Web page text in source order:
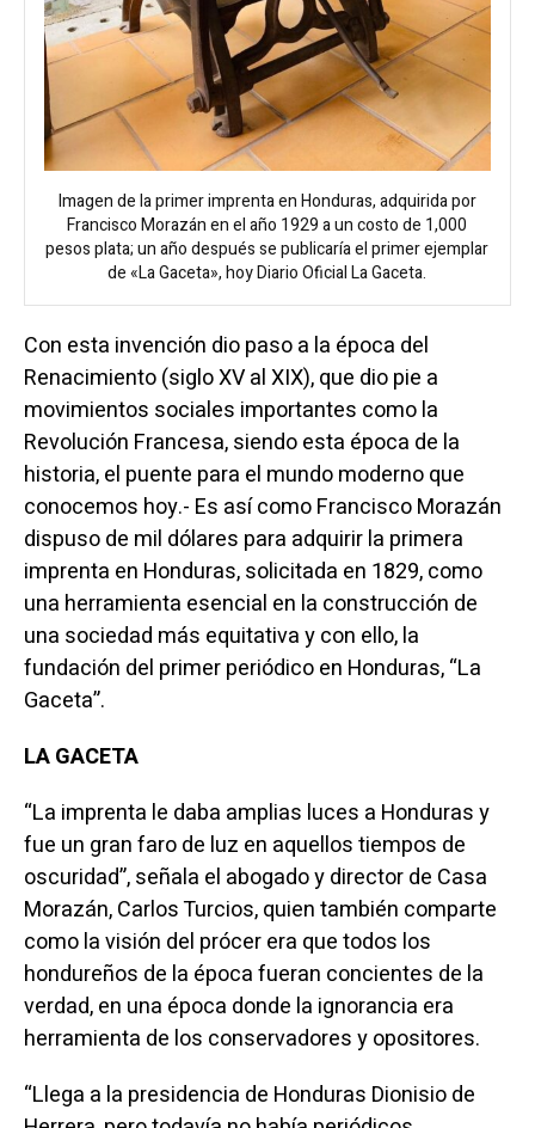
Imagen de la primer imprenta en Honduras, adquirida por
Francisco Morazán en el año 1929 a un costo de 1,000
pesos plata; un año después se publicaría el primer ejemplar
de «La Gaceta», hoy Diario Oficial La Gaceta.
Con esta invención dio paso a la época del
Renacimiento (siglo XV al XIX), que dio pie a
movimientos sociales importantes como la
Revolución Francesa, siendo esta época de la
historia, el puente para el mundo moderno que
conocemos hoy.- Es así como Francisco Morazán
dispuso de mil dólares para adquirir la primera
imprenta en Honduras, solicitada en 1829, como
una herramienta esencial en la construcción de
una sociedad más equitativa y con ello, la
fundación del primer periódico en Honduras, “La
Gaceta”.
LA GACETA
“La imprenta le daba amplias luces a Honduras y
fue un gran faro de luz en aquellos tiempos de
oscuridad”, señala el abogado y director de Casa
Morazán, Carlos Turcios, quien también comparte
como la visión del prócer era que todos los
hondureños de la época fueran concientes de la
verdad, en una época donde la ignorancia era
herramienta de los conservadores y opositores.
“Llega a la presidencia de Honduras Dionisio de